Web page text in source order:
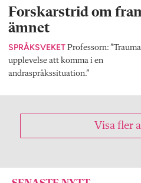
Forskarstrid om
ämnet
SPRÅKSVEKET Professorn:
upplevelse att komma i en
andraspråkssituation.”
Visa fler